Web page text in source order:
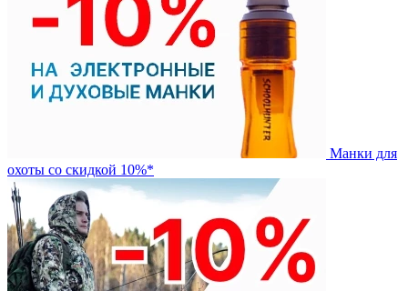
Манки для
охоты со скидкой 10%*